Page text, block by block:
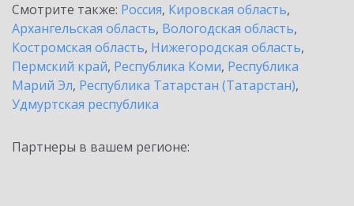
Смотрите также: Россия, Кировская область,
Архангельская область, Вологодская область,
Костромская область, Нижегородская область,
Пермский край, Республика Коми, Республика
Марий Эл, Республика Татарстан (Татарстан),
Удмуртская республика
Партнеры в вашем регионе: